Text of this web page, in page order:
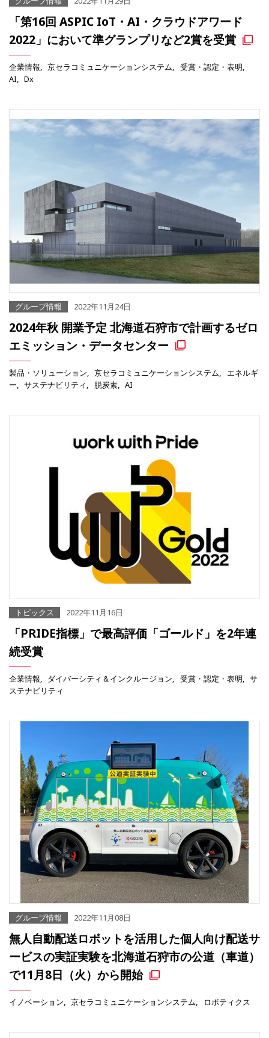
「第16回 ASPIC IoT・AI・クラウドアワード
2022」において準グランプリなど2賞を受賞
企業情報 京セラコミュニケーションシステム
受賞・認定・表明
AI
Dx
グループ情報 2022年11月24日
2024年秋 開業予定 北海道石狩市で計画するゼロ
エミッション・データセンター
製品・ソリューション 京セラコミュニケーションシステム
エネルギ
ー
サステナビリティ 脱炭素 AI
トピックス 2022年11月16日
「PRIDE指標」で最高評価「ゴールド」を2年連
続受賞
企業情報 ダイバーシティ＆インクルージョン 受賞・認定・表明
サ
ステナビリティ
グループ情報 2022年11月08日
無人自動配送ロボットを活用した個人向け配送サ
ービスの実証実験を北海道石狩市の公道（車道）
で11月8日（火）から開始
イノベーション 京セラコミュニケーションシステム ロボティクス